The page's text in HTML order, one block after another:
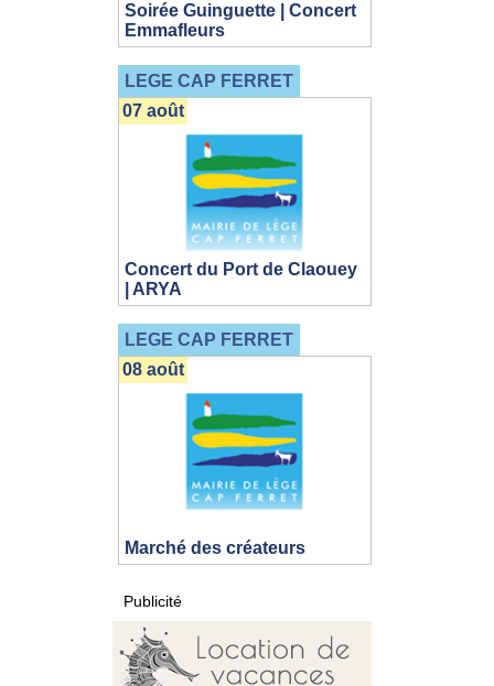
Soirée Guinguette | Concert
Emmafleurs
LEGE CAP FERRET
Concert du Port de Claouey
| ARYA
07 août
LEGE CAP FERRET
Marché des créateurs
08 août
Publicité